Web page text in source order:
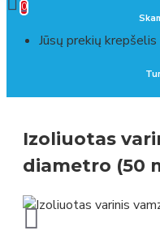
0
Jūsų prekių
Izoliuotas
diametro (50